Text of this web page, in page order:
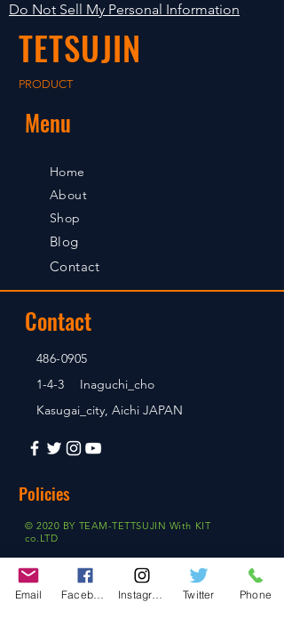
foreign countries will be shipment
after payment confirmation.
Do Not Sell My Personal Information
TETSUJIN
PRODUCT
Menu
Home
About
Shop
Blog
Contact
Contact
486-0905
1-4-3 Inaguchi_cho
Kasugai_city, Aichi JAPAN
Policies
© 2020 BY TEAM-TETTSUJIN With KIT
co.LTD
Store Policy
Email Twitter Phone